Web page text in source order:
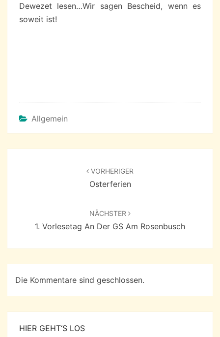
Dewezet lesen…Wir sagen Bescheid, wenn es
soweit ist!
Allgemein
VORHERIGER
Osterferien
NÄCHSTER
1. Vorlesetag An Der GS Am Rosenbusch
Die Kommentare sind geschlossen.
HIER GEHT‘S LOS